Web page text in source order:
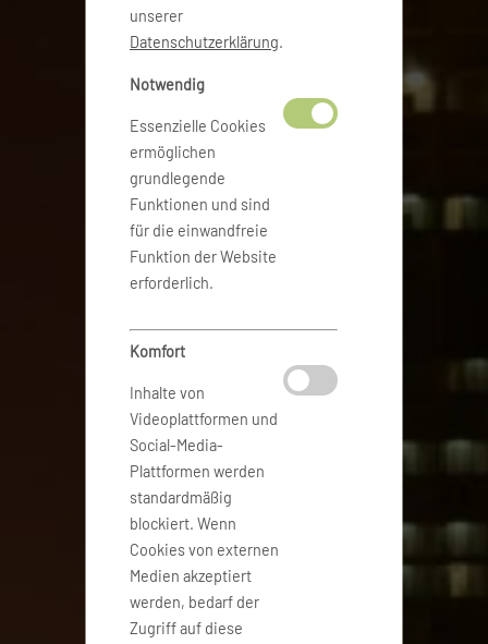
unserer
Datenschutzerklärung.
Notwendig
Essenzielle Cookies
ermöglichen
grundlegende
Funktionen und sind
für die einwandfreie
Funktion der Website
erforderlich.
Komfort
Inhalte von
Videoplattformen und
Social-Media-
Plattformen werden
standardmäßig
blockiert. Wenn
Cookies von externen
Medien akzeptiert
werden, bedarf der
Zugriff auf diese